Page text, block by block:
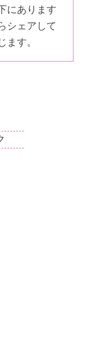
にあります
シェアして
ます。